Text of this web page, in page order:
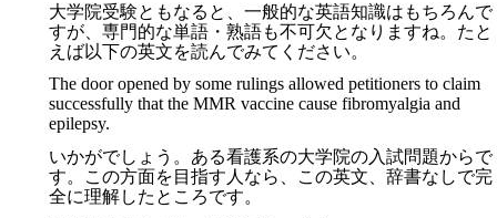
大学院受験ともなると、一般的な英語知識はもちろんで
すが、専門的な単語・熟語も不可欠となりますね。たと
えば以下の英文を読んでみてください。
The door opened by some rulings allowed petitioners to claim
successfully that the MMR vaccine cause fibromyalgia and
epilepsy.
いかがでしょう。ある看護系の大学院の入試問題からで
す。この方面を目指す人なら、この英文、辞書なしで完
全に理解したところです。